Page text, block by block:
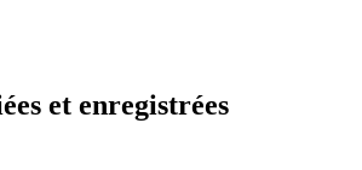
et enregistrées